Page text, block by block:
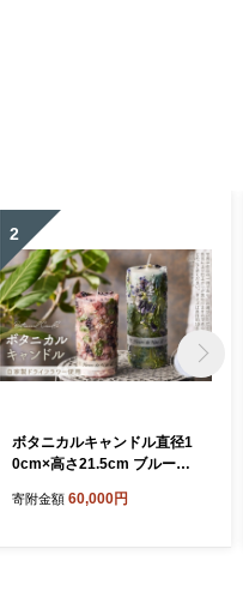
2
ボタニカルキャンドル直径1
0cm×高さ21.5cm ブルー系
ライフラワーキャンドル 観
寄附金額 60,000円